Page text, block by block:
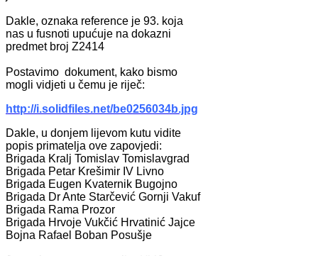
Dakle, oznaka reference je 93. koja
nas u fusnoti upućuje na dokazni
predmet broj Z2414
Postavimo dokument, kako bismo
mogli vidjeti u čemu je riječ:
http://i.solidfiles.net/be0256034b.jpg
Dakle, u donjem lijevom kutu vidite
popis primatelja ove zapovjedi:
Brigada Kralj Tomislav Tomislavgrad
Brigada Petar Krešimir IV Livno
Brigada Eugen Kvaternik Bugojno
Brigada Dr Ante Starčević Gornji Vakuf
Brigada Rama Prozor
Brigada Hrvoje Vukčić Hrvatinić Jajce
Bojna Rafael Boban Posušje